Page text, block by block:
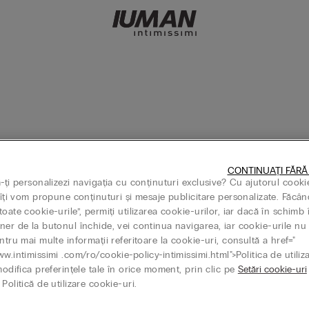
SLIM FIT
Lungă Din Modal Și Cașmir
4 plătești 3 sau cumperi 7 plătești 5
Thermal con Cashmere SLIM FIT
Bluză Cu Mânecă Lungă Din
239,90 RON
Mix&Match: cumperi 4 plătești 3 sau
+6
ți personalizezi navigația cu conținuturi exclusive? Cu ajutorul
vom propune conținuturi și mesaje publicitare personalizate.
cookie-urile”, permiți utilizarea cookie-urilor, iar dacă în schimb
de la butonul închide, vei continua navigarea, iar cookie-urile
mai multe informații referitoare la cookie-uri, consultă a href="
.com/ro/cookie-policy-intimissimi.html">Politica de
preferințele tale în orice moment, prin clic pe Setări cookie-uri
Politică de utilizare cookie-uri.
CONTINUAȚI